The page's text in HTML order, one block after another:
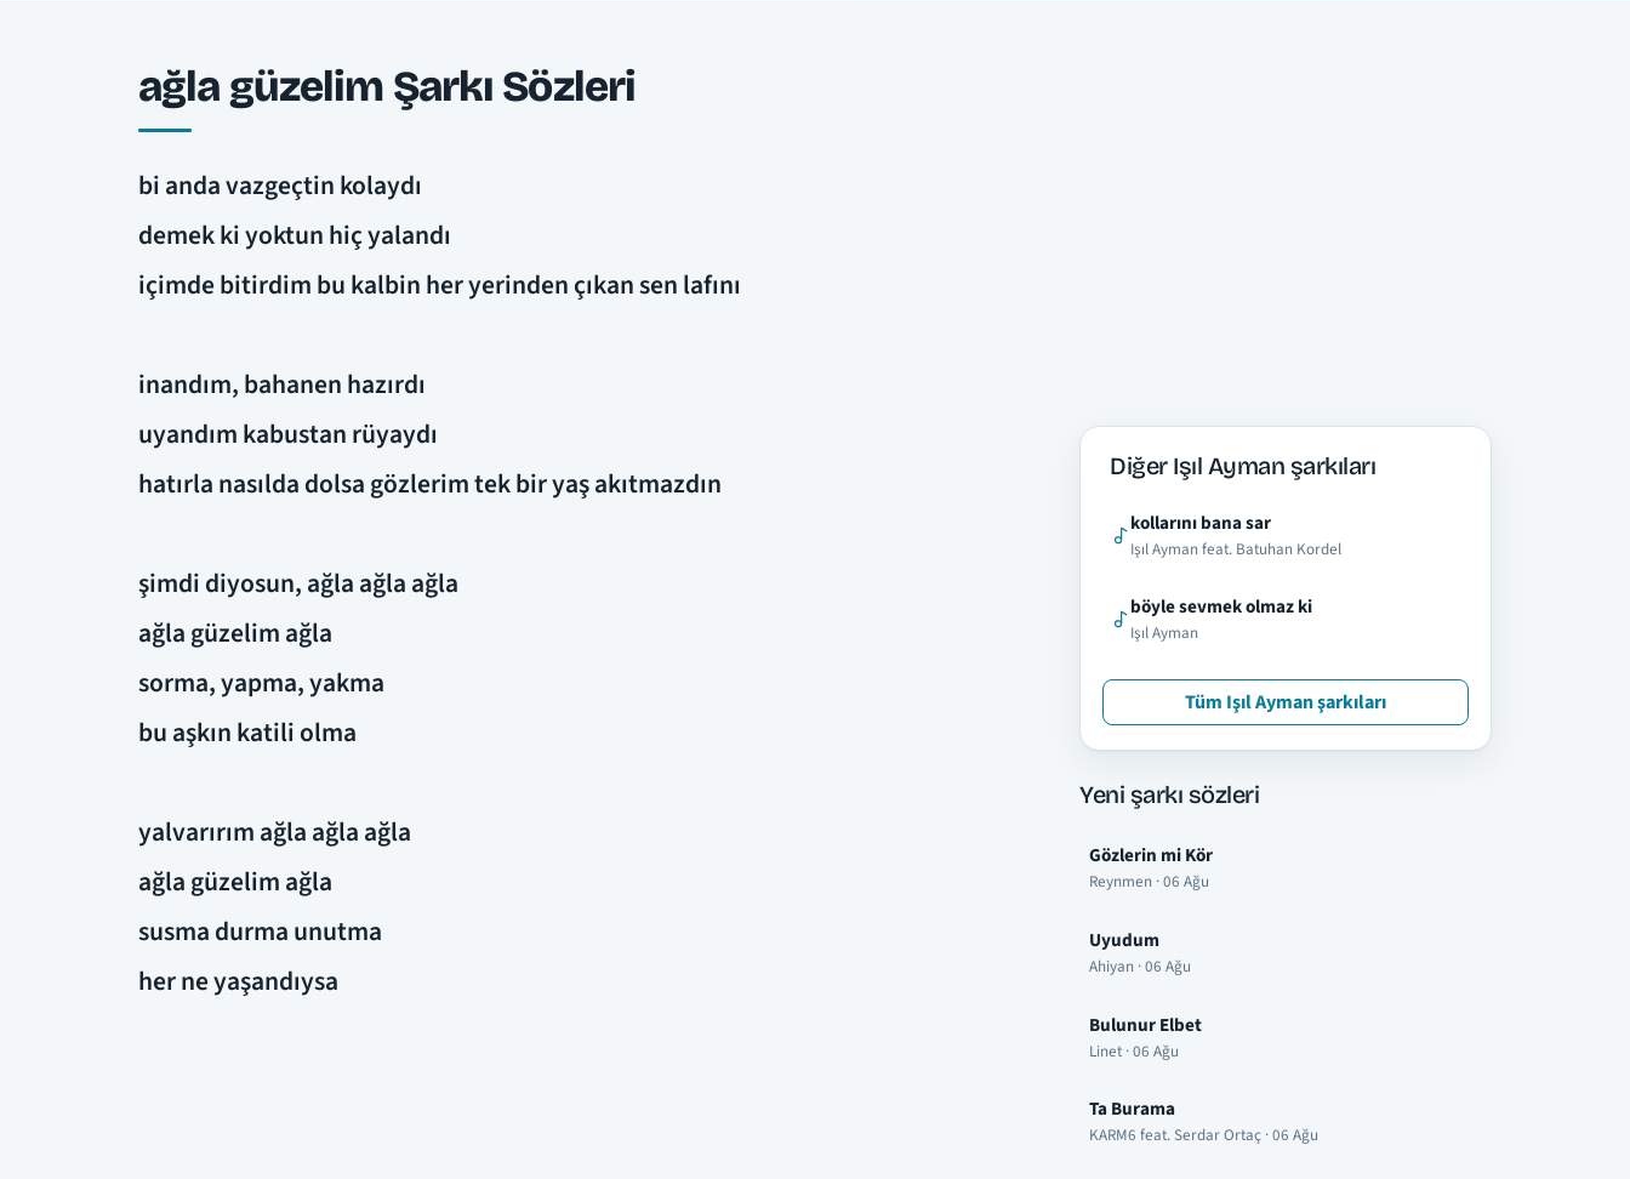
ağla güzelim Şarkı Sözleri
bi anda vazgeçtin kolaydı
demek ki yoktun hiç yalandı
içimde bitirdim bu kalbin her yerinden çıkan sen lafını
inandım, bahanen hazırdı
uyandım kabustan rüyaydı
hatırla nasılda dolsa gözlerim tek bir yaş akıtmazdın
şimdi diyosun, ağla ağla ağla
ağla güzelim ağla
sorma, yapma, yakma
bu aşkın katili olma
yalvarırım ağla ağla ağla
ağla güzelim ağla
susma durma unutma
her ne yaşandıysa
Diğer Işıl Ayman şarkıları
kollarını bana sar
Işıl Ayman feat. Batuhan Kordel
böyle sevmek olmaz ki
Işıl Ayman
Tüm Işıl Ayman şarkıları
Yeni şarkı sözleri
Gözlerin mi Kör
Reynmen · 06 Ağu
Uyudum
Ahiyan · 06 Ağu
Bulunur Elbet
Linet · 06 Ağu
Ta Burama
KARM6 feat. Serdar Ortaç · 06 Ağu